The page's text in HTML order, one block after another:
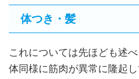
体つき・髪
これについては先ほども述
体同様に筋肉が異常に隆起